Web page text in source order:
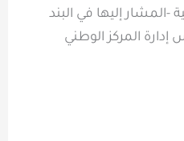
-المشار إليها في البند
إدارة المركز الوطني